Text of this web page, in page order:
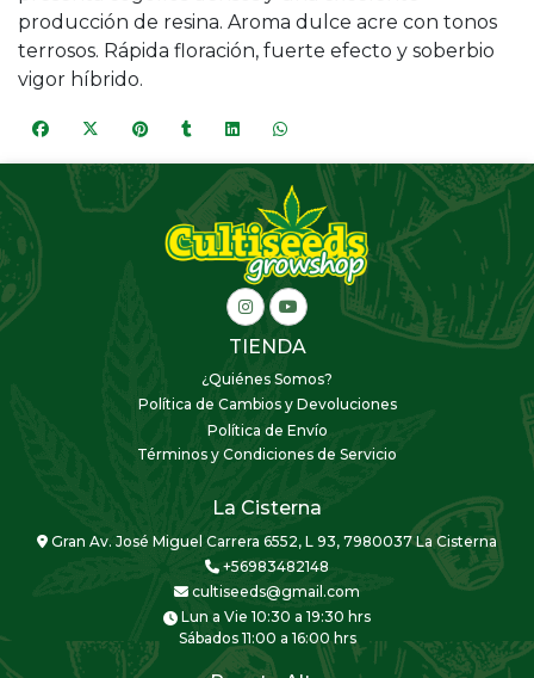
producción de resina. Aroma dulce acre con tonos
terrosos. Rápida floración, fuerte efecto y soberbio
vigor híbrido.
TIENDA
¿Quiénes Somos?
Política de Cambios y Devoluciones
Política de Envío
Términos y Condiciones de Servicio
La Cisterna
Gran Av. José Miguel Carrera 6552, L 93, 7980037 La Cisterna
+56983482148
cultiseeds@gmail.com
Lun a Vie 10:30 a 19:30 hrs
Sábados 11:00 a 16:00 hrs